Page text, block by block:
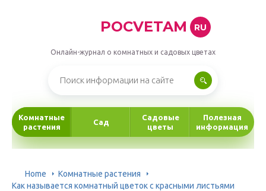
POCVETAM RU
Онлайн-журнал о комнатных и садовых цветах
Комнатные
растения
Сад
Садовые
цветы
Полезная
информация
Home
Комнатные растения
Как называется комнатный цветок с красными листьями